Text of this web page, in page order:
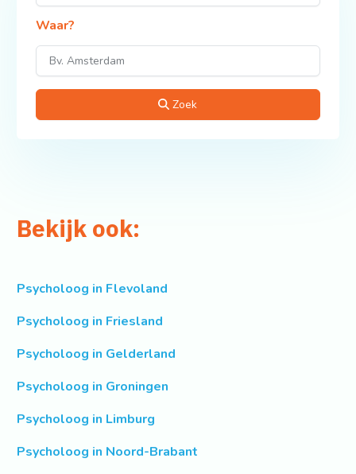
Waar?
Zoek
Bekijk ook:
Psycholoog in Flevoland
Psycholoog in Friesland
Psycholoog in Gelderland
Psycholoog in Groningen
Psycholoog in Limburg
Psycholoog in Noord-Brabant